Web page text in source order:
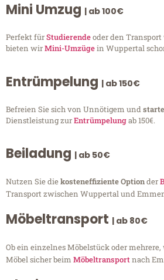
Mini Umzug | ab 100€
Perfekt fürStudierendeoder den
bieten wirMini-Umzügein Wuppertal
Entrümpelung | ab 150€
Befreien Sie sich von Unnötigem und
Dienstleistung zurEntrümpelungab 150€.
Beiladung | ab 50€
Nutzen Sie diekosteneffiziente Optionder
Transport zwischen Wuppertal und
Möbeltransport | ab 80€
Ob ein einzelnes Möbelstück oder
Möbel sicher beim Möbeltransportnach